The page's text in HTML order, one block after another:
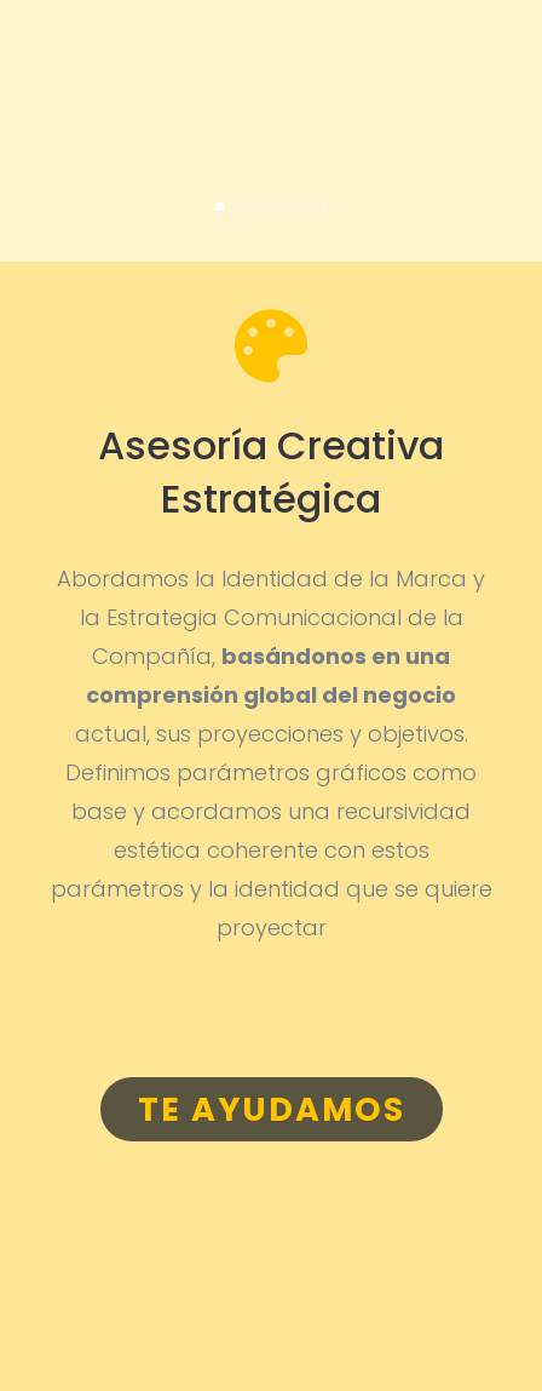

Asesoría Creativa
Estratégica
Abordamos la Identidad de la Marca y
la Estrategia Comunicacional de la
Compañía, basándonos en una
comprensión global del negocio
actual, sus proyecciones y objetivos.
Definimos parámetros gráficos como
base y acordamos una recursividad
estética coherente con estos
parámetros y la identidad que se quiere
proyectar
TE AYUDAMOS